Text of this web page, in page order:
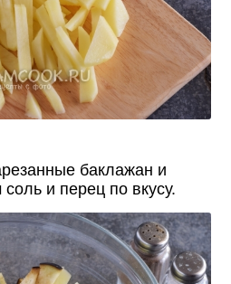
баклажан и
и перец по вкусу.